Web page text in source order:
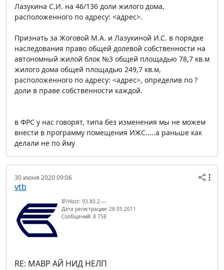
Лазукина С.И. на 46/136 доли жилого дома,
расположенного по адресу: <адрес>.
Признать за Жоговой М.А. и Лазукиной И.С. в порядке
наследования право общей долевой собственности на
автономный жилой блок №3 общей площадью 78,7 кв.м
жилого дома общей площадью 249,7 кв.м,
расположенного по адресу: <адрес>, определив по ?
доли в праве собственности каждой.
в ФРС у нас говорят, типа без изменения мы не можем
внести в программу помещения ИЖС.....а раньше как
делали не по йму
30 июня 2020 09:06
vtb
IP/Host: 93.80.2.---
Дата регистрации: 28.05.2011
Сообщений: 8 758
RE: МАВР АЙ НИД НЕЛП